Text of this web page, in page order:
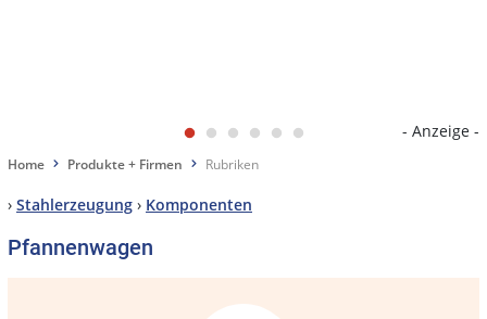
- Anzeige -
Home Produkte + Firmen Rubriken
› Stahlerzeugung › Komponenten
Pfannenwagen